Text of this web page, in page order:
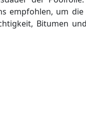
empfohlen, um
Bitumen